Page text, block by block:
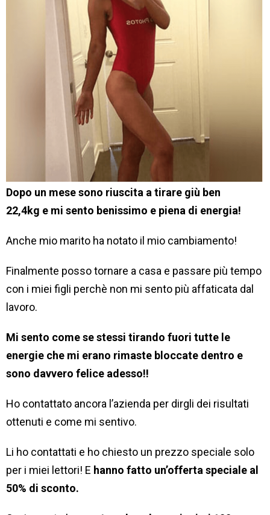
Dopo un mese sono riuscita a tirare giù ben
22,4kg e mi sento benissimo e piena di energia!
Anche mio marito ha notato il mio cambiamento!
Finalmente posso tornare a casa e passare più tempo
con i miei figli perchè non mi sento più affaticata dal
lavoro.
Mi sento come se stessi tirando fuori tutte le
energie che mi erano rimaste bloccate dentro e
sono davvero felice adesso!!
Ho contattato ancora l’azienda per dirgli dei risultati
ottenuti e come mi sentivo.
Li ho contattati e ho chiesto un prezzo speciale solo
per i miei lettori! E hanno fatto un’offerta speciale al
50% di sconto.